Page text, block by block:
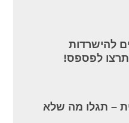
להישרדות
לפספס!
– תגלו מה שלא